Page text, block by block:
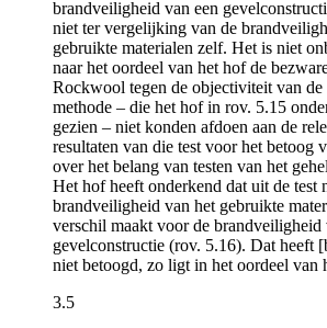
brandveiligheid van een
niet ter vergelijking van de
gebruikte materialen zelf. Het is niet
naar het oordeel van het hof de
Rockwool tegen de objectiviteit van
methode – die het hof in rov. 5.15
gezien – niet konden afdoen aan de
resultaten van die test voor het betoog
over het belang van testen van het
Het hof heeft onderkend dat uit de test
brandveiligheid van het gebruikte
verschil maakt voor de brandveiligheid
gevelconstructie (rov. 5.16). Dat heeft
niet betoogd, zo ligt in het oordeel van
3.5